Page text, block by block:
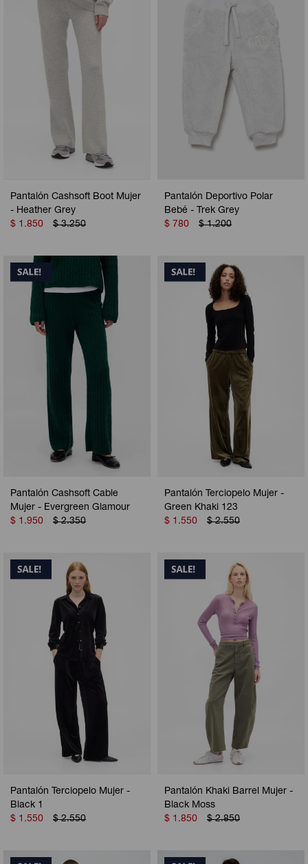
Pantalón Cashsoft Boot Mujer
- Heather Grey
$ 1.850 $ 3.250
Pantalón Deportivo Polar
Bebé - Trek Grey
$ 780 $ 1.200
Pantalón Cashsoft Cable
Mujer - Evergreen Glamour
$ 1.950 $ 2.350
Pantalón Terciopelo Mujer -
Green Khaki 123
$ 1.550 $ 2.550
Pantalón Terciopelo Mujer -
Black 1
$ 1.550 $ 2.550
Pantalón Khaki Barrel Mujer -
Black Moss
$ 1.850 $ 2.850
Camperas
Musculosas
Shorts
Vestidos y polleras
Pijamas
Calzas
Camperas
Chalecos
Shorts
Ropa interior
Camperas
Chalecos
Ropa interior
Camperas
Pijamas
Sets